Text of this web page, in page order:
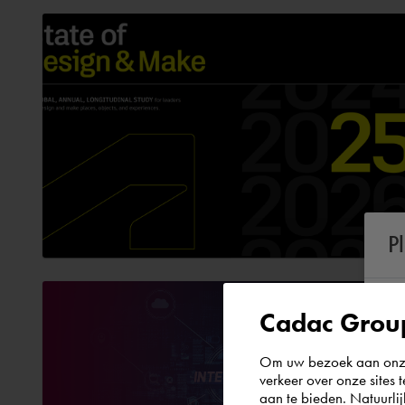
Cadac
Om uw bezoek aan
verkeer over onze sites
aan te bieden.